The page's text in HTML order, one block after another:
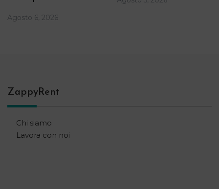
Agosto 6, 2026
ZappyRent
Chi siamo
Lavora con noi